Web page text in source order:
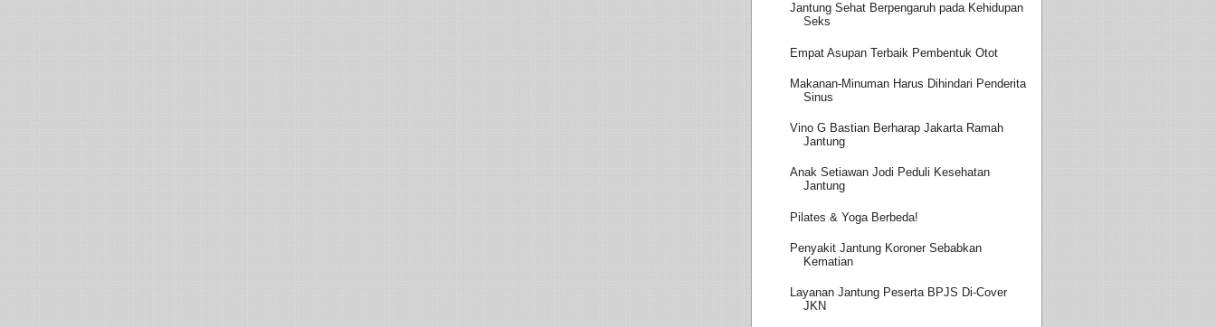
Jantung Sehat Berpengaruh pada Kehidupan
Seks
Empat Asupan Terbaik Pembentuk Otot
Makanan-Minuman Harus Dihindari Penderita
Sinus
Vino G Bastian Berharap Jakarta Ramah
Jantung
Anak Setiawan Jodi Peduli Kesehatan
Jantung
Pilates & Yoga Berbeda!
Penyakit Jantung Koroner Sebabkan
Kematian
Layanan Jantung Peserta BPJS Di-Cover
JKN